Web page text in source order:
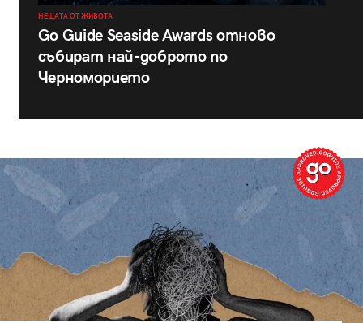
НЕЩАТА ОТ ЖИВОТА
Go Guide Seaside Awards отново
събират най-доброто по
Черноморието